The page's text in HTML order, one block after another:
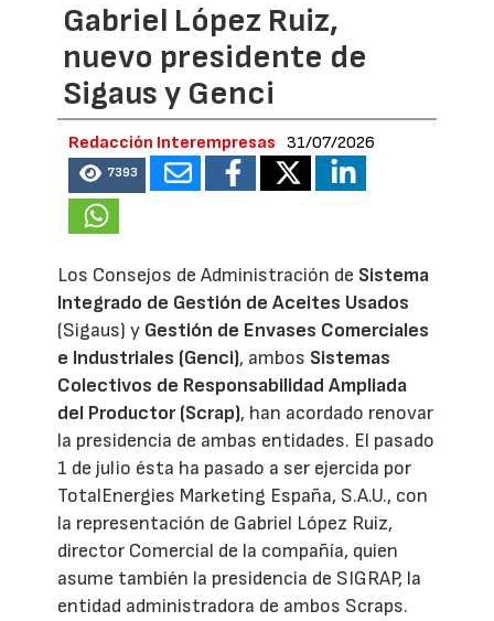
Gabriel López Ruiz,
nuevo presidente de
Sigaus y Genci
Redacción Interempresas 31/07/2026
7393
Los Consejos de Administración de Sistema
Integrado de Gestión de Aceites Usados
(Sigaus) y Gestión de Envases Comerciales
e Industriales (Genci), ambos Sistemas
Colectivos de Responsabilidad Ampliada
del Productor (Scrap), han acordado renovar
la presidencia de ambas entidades. El pasado
1 de julio ésta ha pasado a ser ejercida por
TotalEnergies Marketing España, S.A.U., con
la representación de Gabriel López Ruiz,
director Comercial de la compañía, quien
asume también la presidencia de SIGRAP, la
entidad administradora de ambos Scraps.